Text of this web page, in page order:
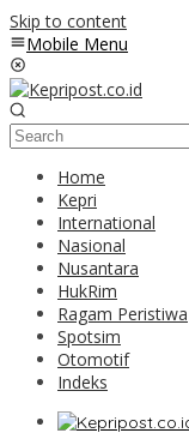
Skip to content
Mobile Menu
Home
Kepri
International
Nasional
Nusantara
HukRim
Ragam Peristiwa
Spotsim
Otomotif
Indeks